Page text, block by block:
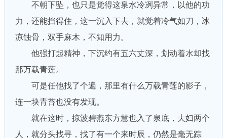
不朝下坠，也只是觉得这泉水冷冽异常，以他的功
力，还能挡得住，这一沉入下去，就觉着冷气如刀，冰
凉蚀骨，双手麻木，不知用力。
他强打起精神，下沉约有五六丈深，划动着水却找
那万载青莲。
可是任他找了个遍，那里有什么万载青莲的影子，
连一块青苔也没有发现。
就在这时，掠波碧燕东方慧也入了泉底，夫妇两个
人，就分头找寻，找了有一个来时辰，仍然是毫无踪